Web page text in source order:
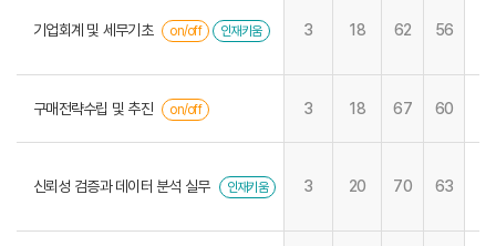
기업회계 및 세무기초 on/off 인재키움 3 18 62 56
구매전략수립 및 추진 on/off 3 18 67 60
신뢰성 검증과 데이터 분석 실무 인재키움 3 20 70 63